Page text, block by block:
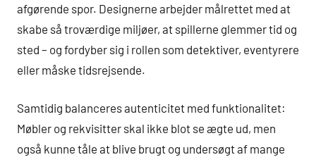
afgørende spor. Designerne arbejder målrettet med at
skabe så troværdige miljøer, at spillerne glemmer tid og
sted – og fordyber sig i rollen som detektiver, eventyrere
eller måske tidsrejsende.
Samtidig balanceres autenticitet med funktionalitet:
Møbler og rekvisitter skal ikke blot se ægte ud, men
også kunne tåle at blive brugt og undersøgt af mange